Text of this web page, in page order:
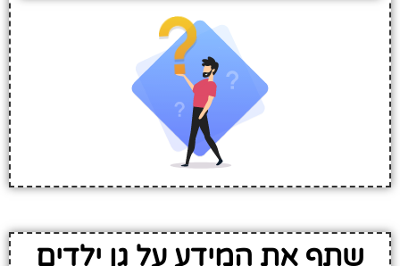
שתף את המידע על גן ילדים